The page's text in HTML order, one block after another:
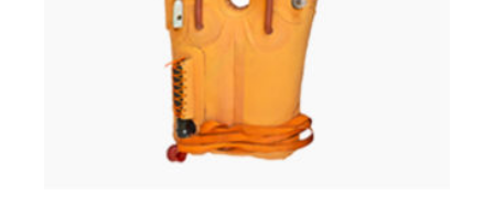
AGGIUNGI AL CARRELLO